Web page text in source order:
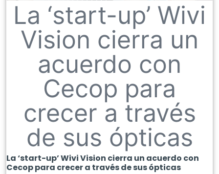
La ‘start-up’ Wivi
Vision cierra un
acuerdo con
Cecop para
crecer a través
de sus ópticas
La ‘start-up’ Wivi Vision cierra un acuerdo con
Cecop para crecer a través de sus ópticas